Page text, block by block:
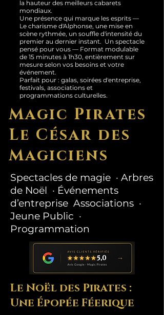
la hauteur des meilleurs cabarets
mondiaux.
Une présence qui marque les esprits —
Le charisme d'Alphonse, une mise en
scène rythmée, un souffle d'intensité du
premier au dernier instant. Un spectacle
pensé pour vous — Format modulable
de 15 minutes à 1h30, entièrement sur
mesure selon vos besoins et votre
événement.
Parfait pour : galas, soirées d'entreprise,
festivals, associations et
programmations culturelles.
Magic Pirates
Le César des
Magiciens
Spectacles de magie · Arbres
de Noël · Événements
d’entreprise Associations ·
Jeune Public ·
Programmation
Le Noël des Pirates :
Une Épopée Féerique